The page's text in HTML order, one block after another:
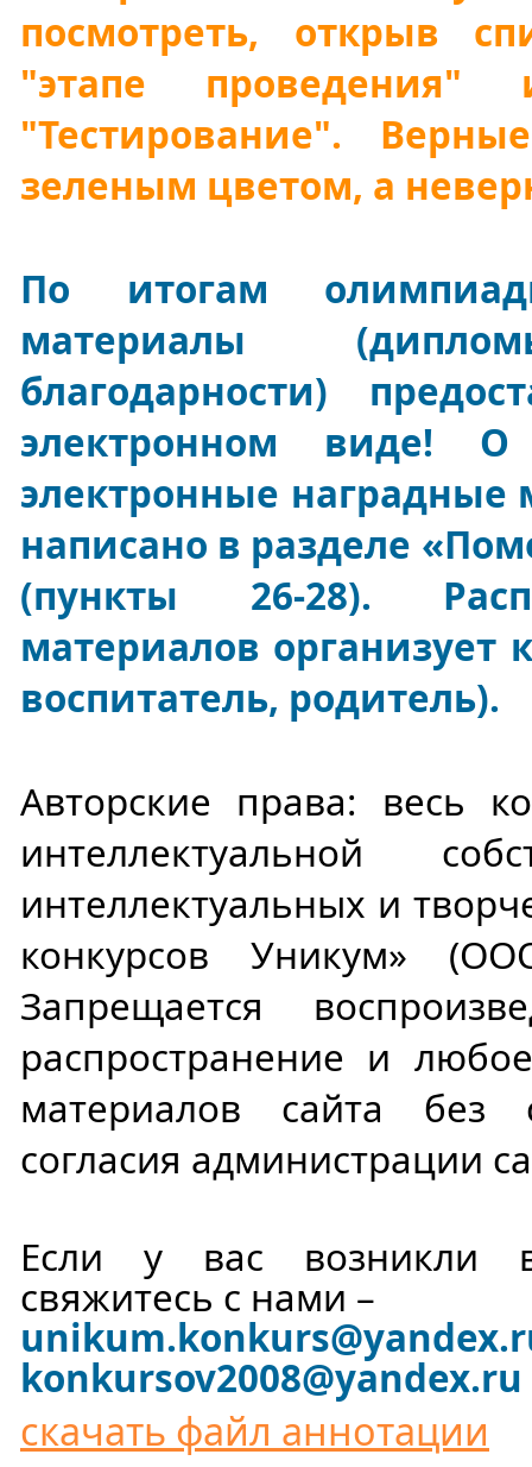
посмотреть, открыв
"этапе
"Тестирование".
зеленым цветом, а
По итогам
материалы
благодарности)
электронном виде!
электронные наградные
написано в разделе
(пункты 26-28).
материалов организует
воспитатель, родитель).
Авторские права: весь
интеллектуальной
интеллектуальных и
конкурсов Уникум»
Запрещается
распространение и
материалов сайта без
согласия администрации
Если у вас возникли
свяжитесь с нами –
unikum.konkurs
konkursov2008@yandex.ru
скачать файл аннотации